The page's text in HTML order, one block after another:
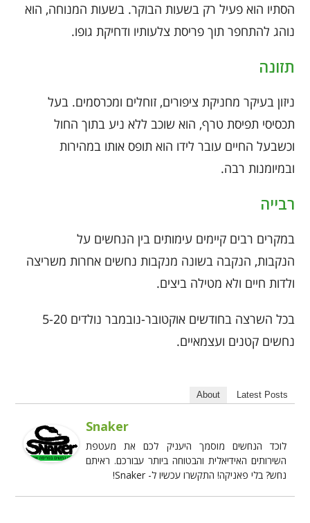
הסתיו הוא פעיל רק בשעות הבוקר. בשעות המנוחה, הוא
נוהג להתחפר תוך פריסת צלעותיו ודחיקת גופו.
תזונה
ניזון בעיקר מחניקת ציפורים, זוחלים ומכרסמים. בעל
תכסיסי תפיסת טרף, הוא שוכב ללא ניע בתוך החול
וכשבעל החיים עובר לידו הוא תופס אותו במהירות
ובמיומנות רבה.
רבייה
במקרים רבים קיימים עימותים בין הנחשים על
הנקבות, הנקבה בשונה מנקבות נחשים אחרות משריצה
ולדות חיים ולא מטילה ביצים.
בכל השרצה בחודשים אוקטובר-נובמבר נולדים 5-20
נחשים קטנים ועצמאיים.
About Latest Posts
Snaker
לוכד הנחשים מוסמך היעניק לכם את מעטפת
השירותים האידיאלית והבטוחה ביותר עבורכם. ראיתם
נחש? בלי פאניקה! התקשרו עכשיו ל- Snaker!